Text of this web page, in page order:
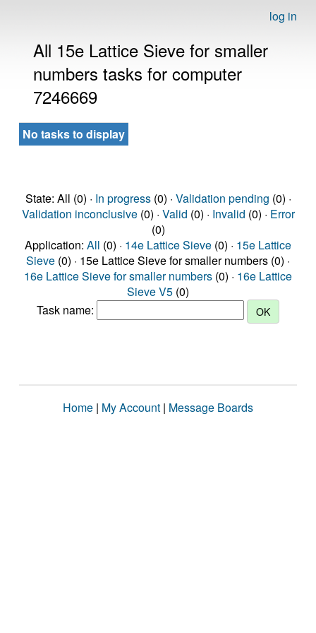
log in
All 15e Lattice Sieve for smaller
numbers tasks for computer
7246669
No tasks to display
State: All (0) · In progress(0) · Validation pending (0) ·
Validation inconclusive(0) · Valid (0) · Invalid (0) · Error
(0)
Application: All (0) · 14e Lattice Sieve (0) · 15e Lattice
Sieve (0) · 15e Lattice Sieve for smaller numbers (0) ·
16e Lattice Sieve for smaller numbers (0) · 16e Lattice
Sieve V5 (0)
Task name:
Home | My Account | Message Boards